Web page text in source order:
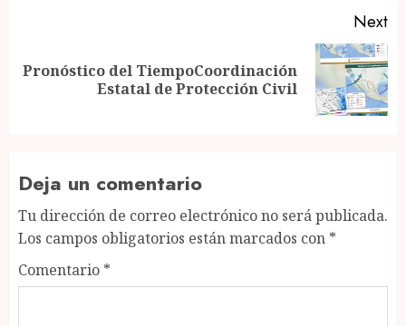
Next
Next
Pronóstico del TiempoCoordinación
Estatal de Protección Civil
Deja un comentario
Tu dirección de correo electrónico no será publicada.
Los campos obligatorios están marcados con *
Comentario *